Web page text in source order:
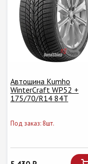
Автошина Kumho
WinterCraft WP52 +
175/70/R14 84T
Под заказ: 8шт.